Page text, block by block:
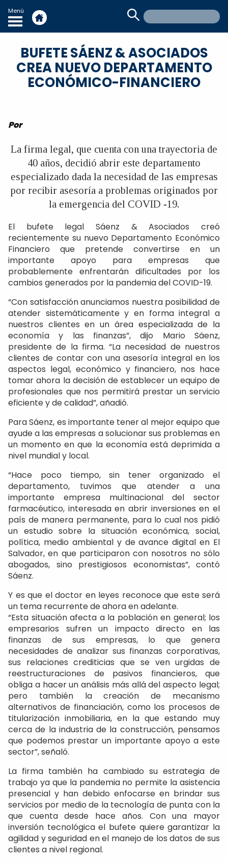
Menú
BUFETE SÁENZ & ASOCIADOS
CREA NUEVO DEPARTAMENTO
ECONÓMICO-FINANCIERO
Por
La firma legal, que cuenta con una trayectoria de
40 años, decidió abrir este departamento
especializado dada la necesidad de las empresas
por recibir asesoría a problemas originados por
la emergencia del COVID -19.
El bufete legal Sáenz & Asociados creó
recientemente su nuevo Departamento Económico
Financiero que pretende convertirse en un
importante apoyo para empresas que
probablemente enfrentarán dificultades por los
cambios generados por la pandemia del COVID-19.
“Con satisfacción anunciamos nuestra posibilidad de
atender sistemáticamente y en forma integral a
nuestros clientes en un área especializada de la
economía y las finanzas”, dijo Mario Sáenz,
presidente de la firma. “La necesidad de nuestros
clientes de contar con una asesoría integral en los
aspectos legal, económico y financiero, nos hace
tomar ahora la decisión de establecer un equipo de
profesionales que nos permitirá prestar un servicio
eficiente y de calidad”, añadió.
Para Sáenz, es importante tener al mejor equipo que
ayude a las empresas a solucionar sus problemas en
un momento en que la economía está deprimida a
nivel mundial y local.
“Hace poco tiempo, sin tener organizado el
departamento, tuvimos que atender a una
importante empresa multinacional del sector
farmacéutico, interesada en abrir inversiones en el
país de manera permanente, para lo cual nos pidió
un estudio sobre la situación económica, social,
política, medio ambiental y de avance digital en El
Salvador, en que participaron con nosotros no sólo
abogados, sino prestigiosos economistas”, contó
Sáenz.
Y es que el doctor en leyes reconoce que este será
un tema recurrente de ahora en adelante.
“Esta situación afecta a la población en general; los
empresarios sufren un impacto directo en las
finanzas de sus empresas, lo que genera
necesidades de analizar sus finanzas corporativas,
sus relaciones crediticias que se ven urgidas de
reestructuraciones de pasivos financieros, que
obliga a hacer un análisis más allá del aspecto legal;
pero también la creación de mecanismo
alternativos de financiación, como los procesos de
titularización inmobiliaria, en la que estando muy
cerca de la industria de la construcción, pensamos
que podemos prestar un importante apoyo a este
sector”, señaló.
La firma también ha cambiado su estrategia de
trabajo ya que la pandemia no permite la asistencia
presencial y han debido enfocarse en brindar sus
servicios por medio de la tecnología de punta con la
que cuenta desde hace años. Con una mayor
inversión tecnológica el bufete quiere garantizar la
agilidad y seguridad en el manejo de los datos de sus
clientes a nivel regional.